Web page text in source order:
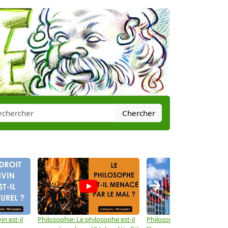
Chercher
est-il
Philosophie: Le philosophe est-il
Philosophie: Les droits de
→